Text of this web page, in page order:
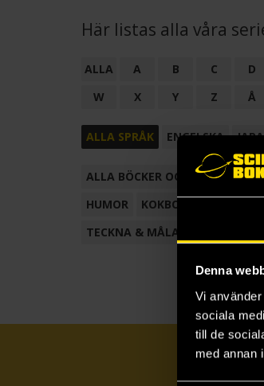
Denna
Vi
sociala
till de
med annan
Här listas alla våra
ALLA A B C D
W
X Y Z Å
ALLA SPRÅK ENGELSKA
ALLA BÖCKER OCH TECKNADE
HUMOR
KOKBOK
TECKNA & MÅLA